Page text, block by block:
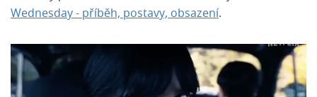
Wednesday - příběh, postavy, obsazení.